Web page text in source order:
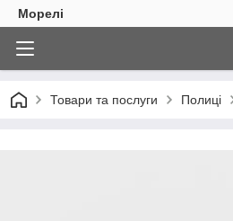
Морелі
Товари та послуги Полиці